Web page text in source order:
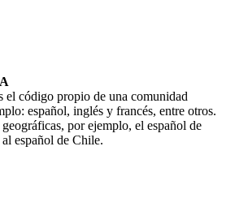
el código propio de una comunidad
español, inglés y francés, entre otros.
por ejemplo, el español de
español de Chile.